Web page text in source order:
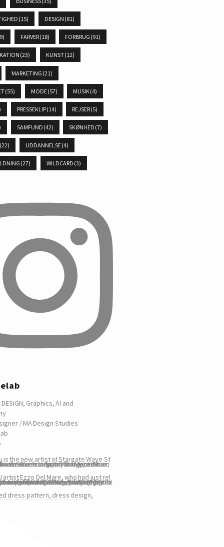
(15) DESIGN (81)
FARVER(18) FORBRUG (91)
(23) KUNST(12)
MARKETING (21)
(55) MODE(57) MUSIK (4)
PRESSEKLIP(14) REJSER(5)
SAMFUND (42) SKØNHED (7)
UDDANNELSE(4)
(27) WILDCARD (3)
Graphics, AI and
/ MA Design Studies
is the new artist at Stargate Wave St
artist Ezzo Del Mare, who had just rel
dress pattern, dress design,